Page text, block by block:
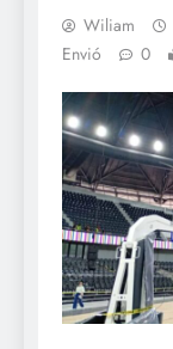
Wiliam
Envió
0